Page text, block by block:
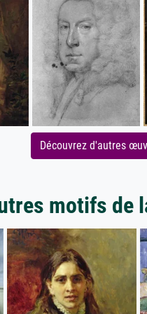
Découvrez d'autres
motifs de